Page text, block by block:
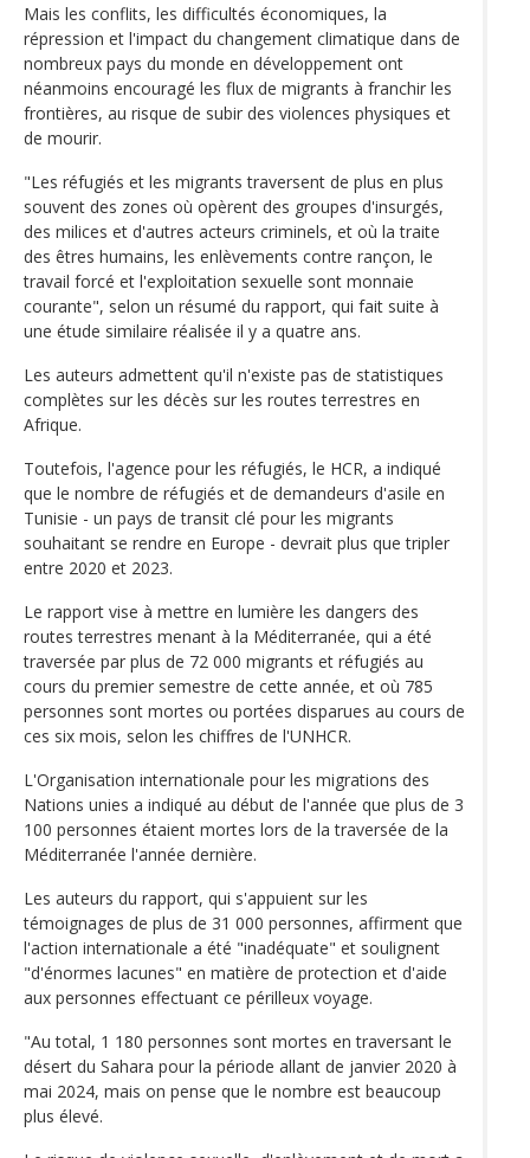
Mais les conflits, les difficultés économiques, la
répression et l'impact du changement climatique dans de
nombreux pays du monde en développement ont
néanmoins encouragé les flux de migrants à franchir les
frontières, au risque de subir des violences physiques et
de mourir.
"Les réfugiés et les migrants traversent de plus en plus
souvent des zones où opèrent des groupes d'insurgés,
des milices et d'autres acteurs criminels, et où la traite
des êtres humains, les enlèvements contre rançon, le
travail forcé et l'exploitation sexuelle sont monnaie
courante", selon un résumé du rapport, qui fait suite à
une étude similaire réalisée il y a quatre ans.
Les auteurs admettent qu'il n'existe pas de statistiques
complètes sur les décès sur les routes terrestres en
Afrique.
Toutefois, l'agence pour les réfugiés, le HCR, a indiqué
que le nombre de réfugiés et de demandeurs d'asile en
Tunisie - un pays de transit clé pour les migrants
souhaitant se rendre en Europe - devrait plus que tripler
entre 2020 et 2023.
Le rapport vise à mettre en lumière les dangers des
routes terrestres menant à la Méditerranée, qui a été
traversée par plus de 72 000 migrants et réfugiés au
cours du premier semestre de cette année, et où 785
personnes sont mortes ou portées disparues au cours de
ces six mois, selon les chiffres de l'UNHCR.
L'Organisation internationale pour les migrations des
Nations unies a indiqué au début de l'année que plus de 3
100 personnes étaient mortes lors de la traversée de la
Méditerranée l'année dernière.
Les auteurs du rapport, qui s'appuient sur les
témoignages de plus de 31 000 personnes, affirment que
l'action internationale a été "inadéquate" et soulignent
"d'énormes lacunes" en matière de protection et d'aide
aux personnes effectuant ce périlleux voyage.
"Au total, 1 180 personnes sont mortes en traversant le
désert du Sahara pour la période allant de janvier 2020 à
mai 2024, mais on pense que le nombre est beaucoup
plus élevé.